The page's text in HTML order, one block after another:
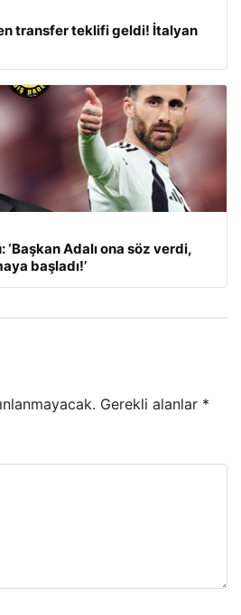
transfer teklifi geldi! İtalyan
‘Başkan Adalı ona söz verdi,
başladı!’
Gerekli alanlar *